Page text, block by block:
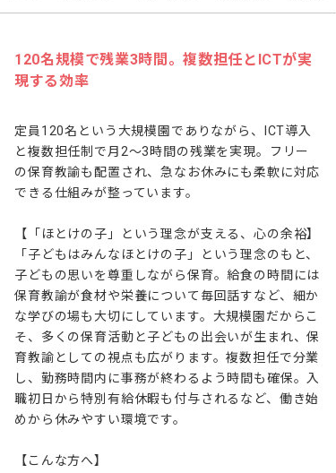
120名規模で残業3時間。複数担任とICTが実
現する効率
定員120名という大規模園でありながら、ICT導入
と複数担任制で月2～3時間の残業を実現。フリー
の保育教諭も配置され、急なお休みにも柔軟に対応
できる仕組みが整っています。
【「ほとけの子」という理念が支える、心の余裕】
「子どもはみんなほとけの子」という理念のもと、
子どもの思いを尊重しながら保育。給食の時間には
保育教諭が食材や栄養について毎回話すなど、細か
な学びの場も大切にしています。大規模園だからこ
そ、多くの保育活動と子どもの出会いが生まれ、保
育教諭としての視点も広がります。複数担任で分業
し、勤務時間内に事務が終わるよう時間も確保。入
職初日から特別有給休暇も付与されるなど、働き始
めから休みやすい環境です。
【こんな方へ】